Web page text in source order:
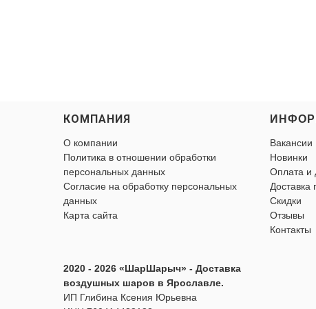
КОМПАНИЯ
О компании
Политика в отношении обработки
персональных данных
Согласие на обработку персональных
данных
Карта сайта
Вакансии
Новинки
Оплата и
Доставка
Скидки
Отзывы
Контакты
2020 - 2026 «ШарШарыч» - Доставка
воздушных шаров в Ярославле.
ИП Глибина Ксения Юрьевна